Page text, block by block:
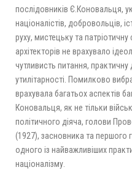
послідовників Є.Коновальця,
націоналістів, добровольців,
руху, мистецьку та
архітекторів не врахувало
чутливисть питання, практичну
утилітарності. Помилково
врахувала багатьох аспектів
Коновальця, як не тільки
політичного діяча, голови
(1927), засновника та першого
одного із найважливіших
націоналізму.